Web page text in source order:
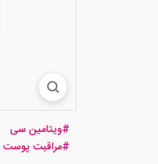
#ویتامین سی
#مراقبت پوست